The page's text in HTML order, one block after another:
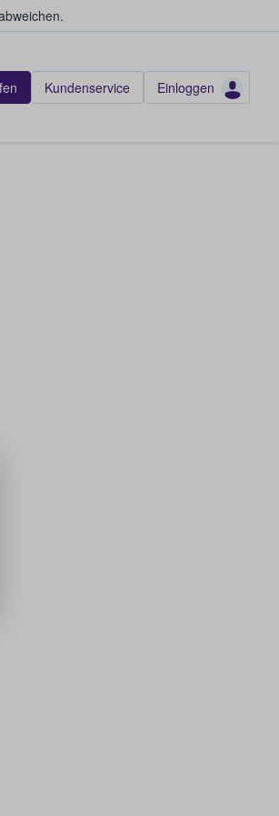
Kundenservice Einloggen